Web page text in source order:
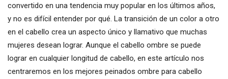
convertido en una tendencia muy popular en los últimos años,
y no es difícil entender por qué. La transición de un color a otro
en el cabello crea un aspecto único y llamativo que muchas
mujeres desean lograr. Aunque el cabello ombre se puede
lograr en cualquier longitud de cabello, en este artículo nos
centraremos en los mejores peinados ombre para cabello